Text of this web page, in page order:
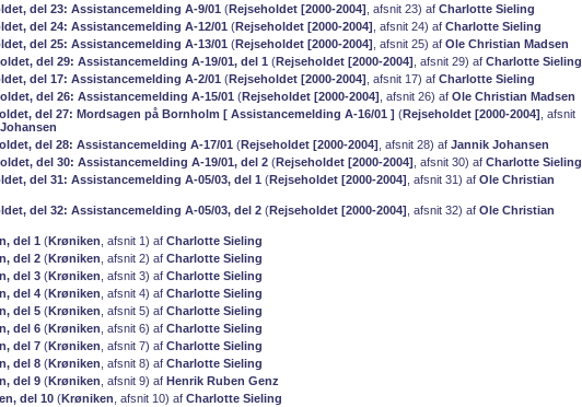
del 23: Assistancemelding A-9/01 (Rejseholdet [2000-2004] , afsnit 23) af Charlotte Sieling
del 24: Assistancemelding A-12/01 (Rejseholdet [2000-2004] , afsnit 24) af Charlotte Sieling
del 25: Assistancemelding A-13/01 (Rejseholdet [2000-2004] , afsnit 25) af Ole Christian Madsen
del 29: Assistancemelding A-19/01, del 1 (Rejseholdet [2000-2004] , afsnit 29) af Charlotte Sieling
del 17: Assistancemelding A-2/01 (Rejseholdet [2000-2004] , afsnit 17) af Charlotte Sieling
del 26: Assistancemelding A-15/01 (Rejseholdet [2000-2004] , afsnit 26) af Ole Christian Madsen
del 27: Mordsagen på Bornholm [ Assistancemelding A-16/01 ] (Rejseholdet [2000-2004] , afsnit
del 28: Assistancemelding A-17/01 (Rejseholdet [2000-2004] , afsnit 28) af Jannik Johansen
del 30: Assistancemelding A-19/01, del 2 (Rejseholdet [2000-2004] , afsnit 30) af Charlotte Sieling
del 31: Assistancemelding A-05/03, del 1 (Rejseholdet [2000-2004] , afsnit 31) af Ole Christian
del 32: Assistancemelding A-05/03, del 2 (Rejseholdet [2000-2004] , afsnit 32) af Ole Christian
del 1 (Krøniken , afsnit 1) af Charlotte Sieling
del 2 (Krøniken , afsnit 2) af Charlotte Sieling
del 3 (Krøniken , afsnit 3) af Charlotte Sieling
del 4 (Krøniken , afsnit 4) af Charlotte Sieling
del 5 (Krøniken , afsnit 5) af Charlotte Sieling
del 6 (Krøniken , afsnit 6) af Charlotte Sieling
del 7 (Krøniken , afsnit 7) af Charlotte Sieling
del 8 (Krøniken , afsnit 8) af Charlotte Sieling
del 9 (Krøniken , afsnit 9) af Henrik Ruben Genz
del 10 (Krøniken , afsnit 10) af Charlotte Sieling